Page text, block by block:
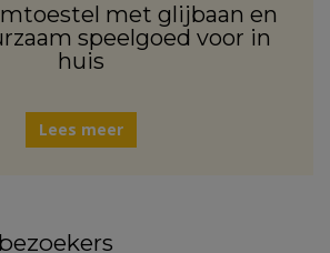
met glijbaan en
speelgoed voor in
huis
Lees meer